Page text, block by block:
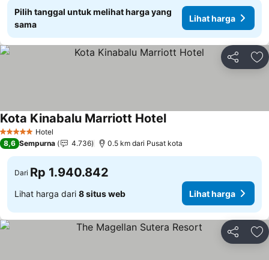
Pilih tanggal untuk melihat harga yang
sama
Lihat harga
Bagikan
5 Bintang Hotel
Kota Kinabalu Marriott HotelLihat harga
8,6 Sempurna 4.736 0.5 km dari Pusat kota
Dari Rp 1.940.842
Lihat harga dari 8 situs web Lihat harga
Bagikan